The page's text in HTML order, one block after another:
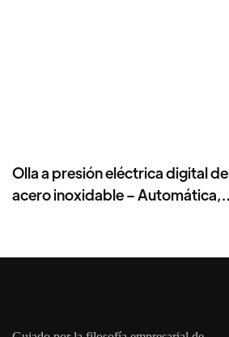
Olla a presión eléctrica digital de
acero inoxidable – Automática,